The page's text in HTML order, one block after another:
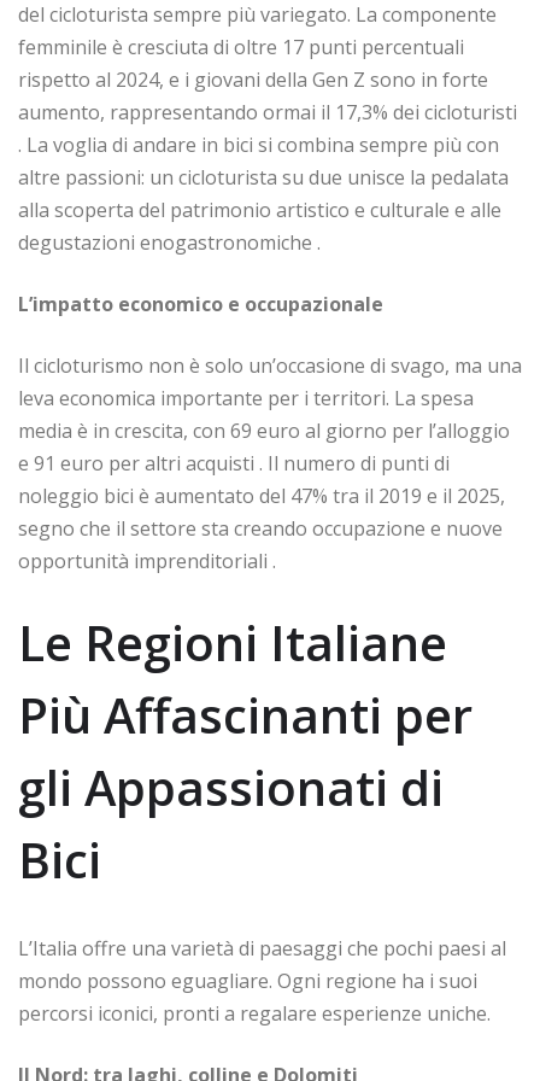
del cicloturista sempre più variegato. La componente
femminile è cresciuta di oltre 17 punti percentuali
rispetto al 2024, e i giovani della Gen Z sono in forte
aumento, rappresentando ormai il 17,3% dei cicloturisti
. La voglia di andare in bici si combina sempre più con
altre passioni: un cicloturista su due unisce la pedalata
alla scoperta del patrimonio artistico e culturale e alle
degustazioni enogastronomiche .
L’impatto economico e occupazionale
Il cicloturismo non è solo un’occasione di svago, ma una
leva economica importante per i territori. La spesa
media è in crescita, con 69 euro al giorno per l’alloggio
e 91 euro per altri acquisti . Il numero di punti di
noleggio bici è aumentato del 47% tra il 2019 e il 2025,
segno che il settore sta creando occupazione e nuove
opportunità imprenditoriali .
Le Regioni Italiane
Più Affascinanti per
gli Appassionati di
Bici
L’Italia offre una varietà di paesaggi che pochi paesi al
mondo possono eguagliare. Ogni regione ha i suoi
percorsi iconici, pronti a regalare esperienze uniche.
Il Nord: tra laghi, colline e Dolomiti